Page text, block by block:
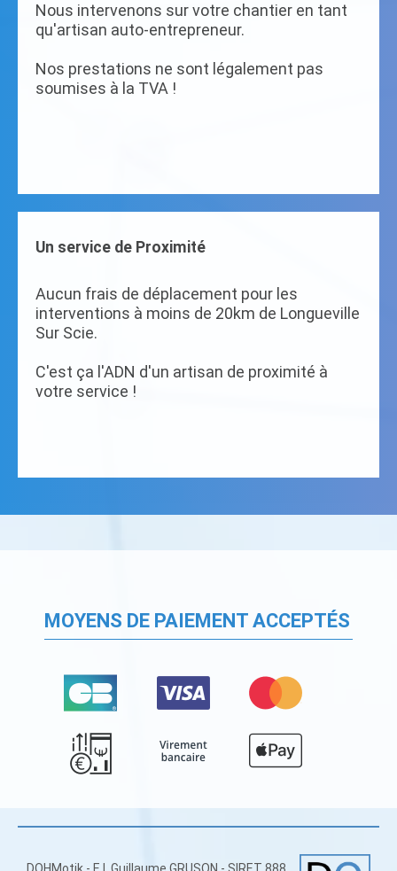
Nous intervenons sur votre chantier en tant
qu'artisan auto-entrepreneur.
Nos prestations ne sont légalement pas
soumises à la TVA !
Un service de Proximité
Aucun frais de déplacement pour les
interventions à moins de 20km de Longueville
Sur Scie.
C'est ça l'ADN d'un artisan de proximité à
votre service !
MOYENS DE PAIEMENT ACCEPTÉS